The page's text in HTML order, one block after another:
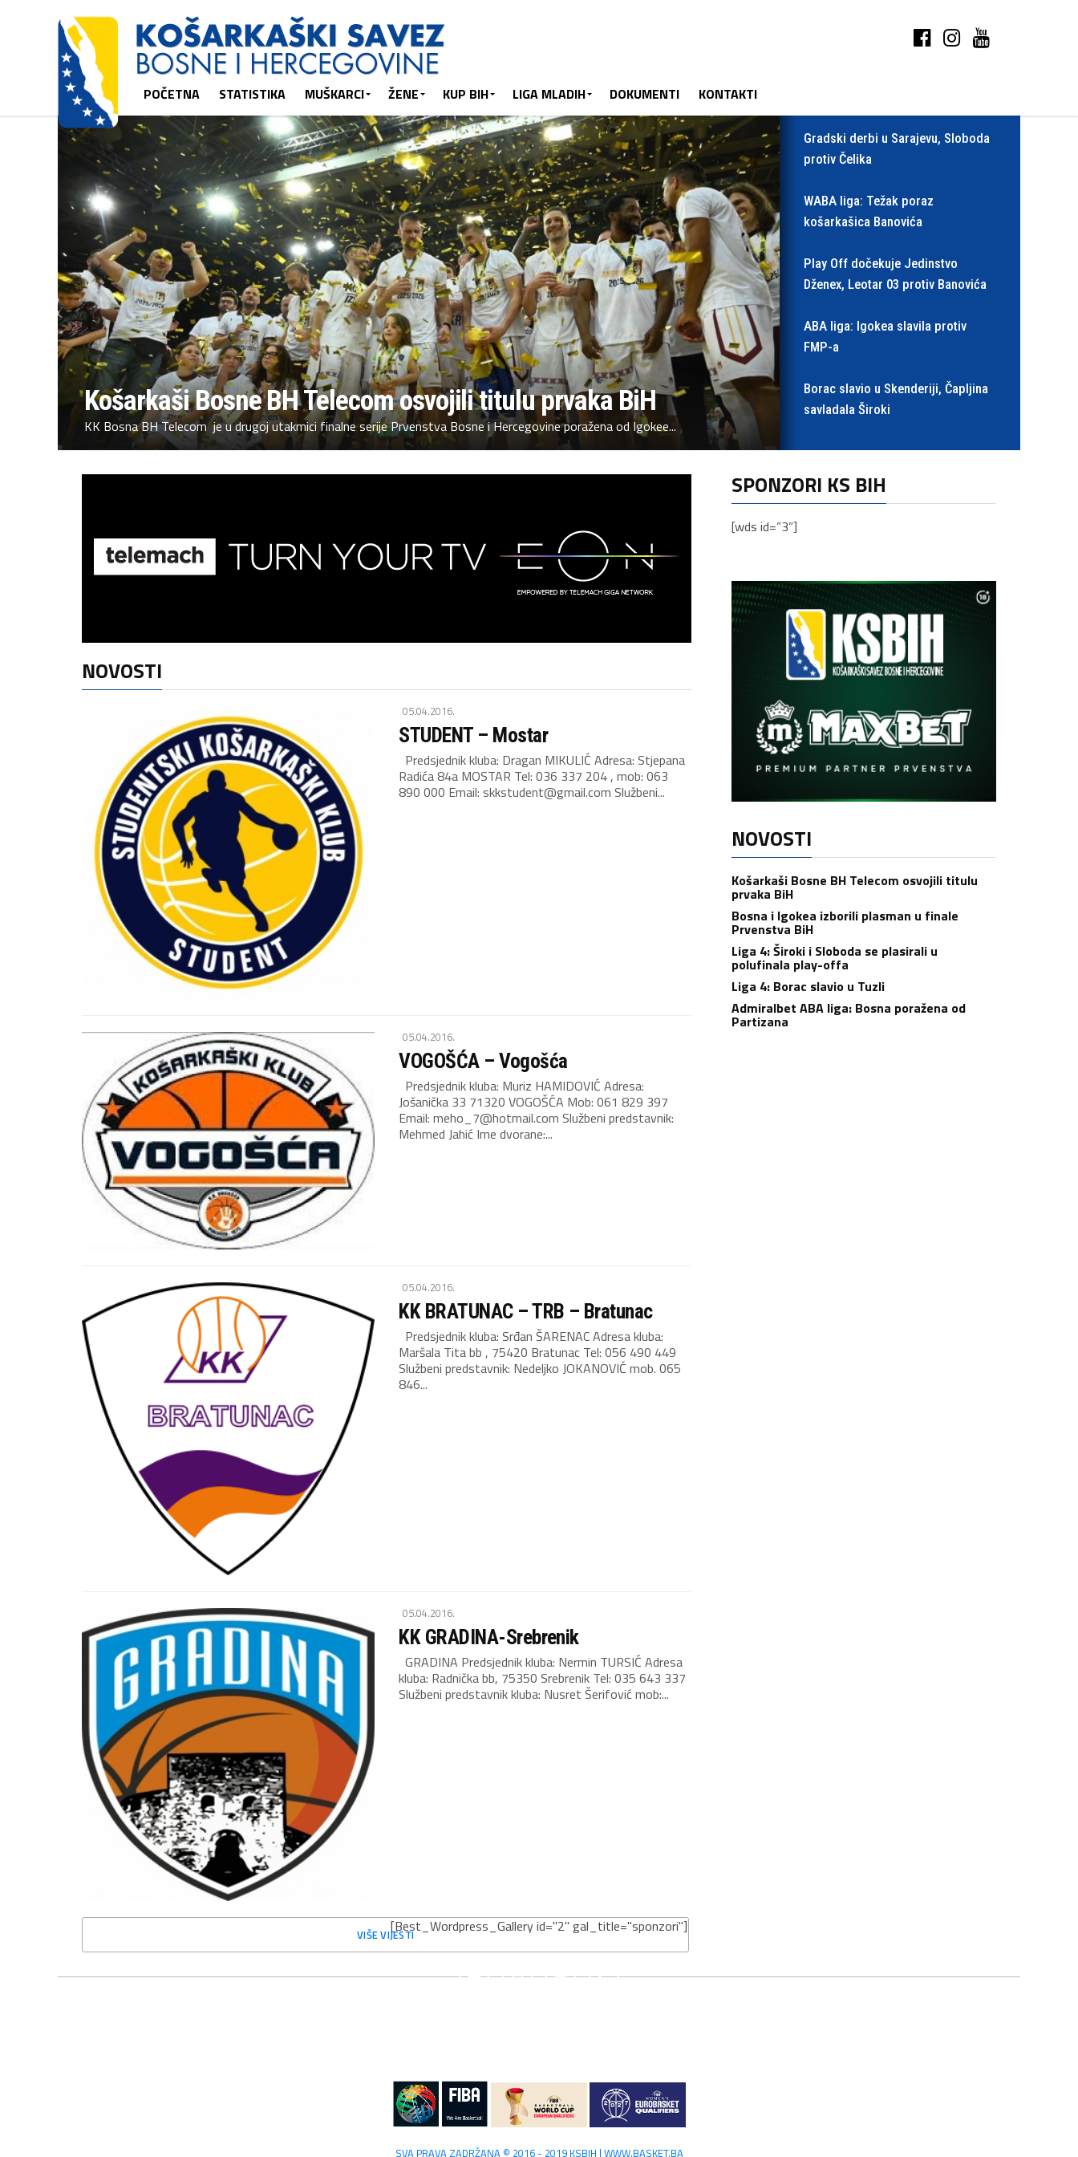
POČETNA STATISTIKA MUŠKARCI ŽENE KUP BIH LIGA MLADIH DOKUMENTI KONTAKTI
Košarkaši Bosne BH Telecom osvojili titulu prvaka BiH
KK Bosna BH Telecom je u drugoj utakmici finalne serije Prvenstva Bosne i Hercegovine poražena od Igokee...
Gradski derbi u Sarajevu, Sloboda
protiv Čelika
WABA liga: Težak poraz
košarkašica Banovića
Play Off dočekuje Jedinstvo
Dženex, Leotar 03 protiv Banovića
ABA liga: Igokea slavila protiv
FMP-a
Borac slavio u Skenderiji, Čapljina
savladala Široki
NOVOSTI
05.04.2016.
STUDENT – Mostar
Predsjednik kluba: Dragan MIKULIĆ Adresa: Stjepana
Radića 84a MOSTAR Tel: 036 337 204 , mob: 063
890 000 Email: skkstudent@gmail.com Službeni...
05.04.2016.
VOGOŠĆA – Vogošća
Predsjednik kluba: Muriz HAMIDOVIĆ Adresa:
Jošanička 33 71320 VOGOŠĆA Mob: 061 829 397
Email: meho_7@hotmail.com Službeni predstavnik:
Mehmed Jahić Ime dvorane:...
05.04.2016.
KK BRATUNAC – TRB – Bratunac
Predsjednik kluba: Srđan ŠARENAC Adresa kluba:
Maršala Tita bb , 75420 Bratunac Tel: 056 490 449
Službeni predstavnik: Nedeljko JOKANOVIĆ mob. 065
846...
05.04.2016.
KK GRADINA-Srebrenik
GRADINA Predsjednik kluba: Nermin TURSIĆ Adresa
kluba: Radnička bb, 75350 Srebrenik Tel: 035 643 337
Službeni predstavnik kluba: Nusret Šerifović mob:...
VIŠE VIJESTI
SPONZORI KS BIH
[wds id=”3”]
NOVOSTI
Košarkaši Bosne BH Telecom osvojili titulu
prvaka BiH
Bosna i Igokea izborili plasman u finale
Prvenstva BiH
Liga 4: Široki i Sloboda se plasirali u
polufinala play-offa
Liga 4: Borac slavio u Tuzli
Admiralbet ABA liga: Bosna poražena od
Partizana
[Best_Wordpress_Gallery id="2" gal_title="sponzori"]
SVA PRAVA ZADRŽANA © 2016 - 2019 KSBIH | WWW.BASKET.BA